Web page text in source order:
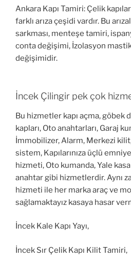
Ankara Kapı Tamiri: Çelik
farklı arıza çeşidi vardır. Bu
sarkması, menteşe tamiri,
conta değişimi, İzolasyon
değişimidir.
İncek Çilingir pek çok
Bu hizmetler kapı açma, göbek
kapları, Oto anahtarları, Garaj
İmmobilizer, Alarm, Merkezi
sistem, Kapılarınıza üçlü
hizmeti, Oto kumanda, Yale
anahtar gibi hizmetlerdir. Aynı
hizmeti ile her marka araç ve
sağlamaktayız kasaya hasar
İncek Kale Kapı Yayı,
İncek Sır Çelik Kapı Kilit Tamiri,